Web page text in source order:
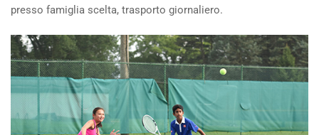
presso famiglia scelta, trasporto giornaliero.